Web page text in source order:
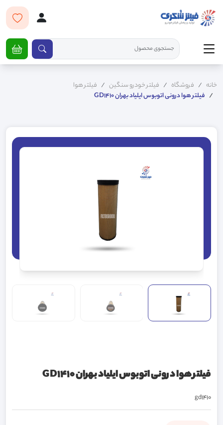
خانه فروشگاه فیلتر خودرو سنگین
فیلتر هوا
فیلتر هوا درونی اتوبوس ایلیاد بهران GD1410
فیلتر هوا درونی اتوبوس ایلیاد بهران GD1410
gd1410